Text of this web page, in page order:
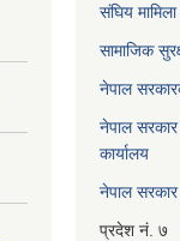
संघिय
सामाजिक
नेपाल
नेपाल
कार्यालय
नेपाल सरकार
प्रदेश नं. ७